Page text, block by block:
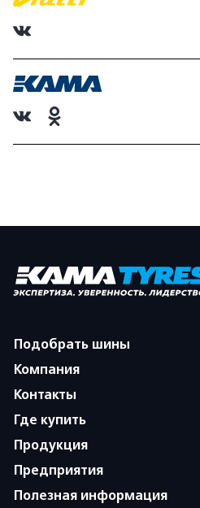
Подобрать шины
Компания
Контакты
Где купить
Продукция
Предприятия
Полезная информация